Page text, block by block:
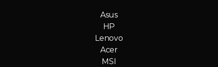
Asus
HP
Lenovo
Acer
MSI